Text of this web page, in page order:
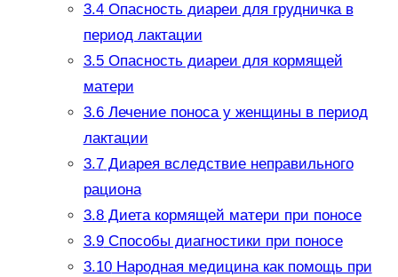
3.4Опасность диареи для грудничка в
период лактации
3.5Опасность диареи для кормящей
матери
3.6Лечение поноса у женщины в период
лактации
3.7Диарея вследствие неправильного
рациона
3.8Диета кормящей матери при поносе
3.9Способы диагностики при поносе
3.10Народная медицина как помощь при